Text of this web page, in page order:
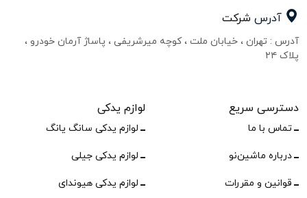
آدرس شرکت
آدرس : تهران ، خیابان ملت ، کوچه میرشریفی ، پاساژ آرمان خودرو ،
پلاک ۲۴
دسترسی سریع
تماس با ما
درباره ماشین‌نو
قوانین و مقررات
لوازم یدکی
لوازم یدکی سانگ یانگ
لوازم یدکی جیلی
لوازم یدکی هیوندای